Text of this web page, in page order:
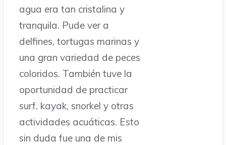
agua era tan cristalina y
tranquila. Pude ver a
delfines, tortugas marinas y
una gran variedad de peces
coloridos. También tuve la
oportunidad de practicar
surf, kayak, snorkel y otras
actividades acuáticas. Esto
sin duda fue una de mis